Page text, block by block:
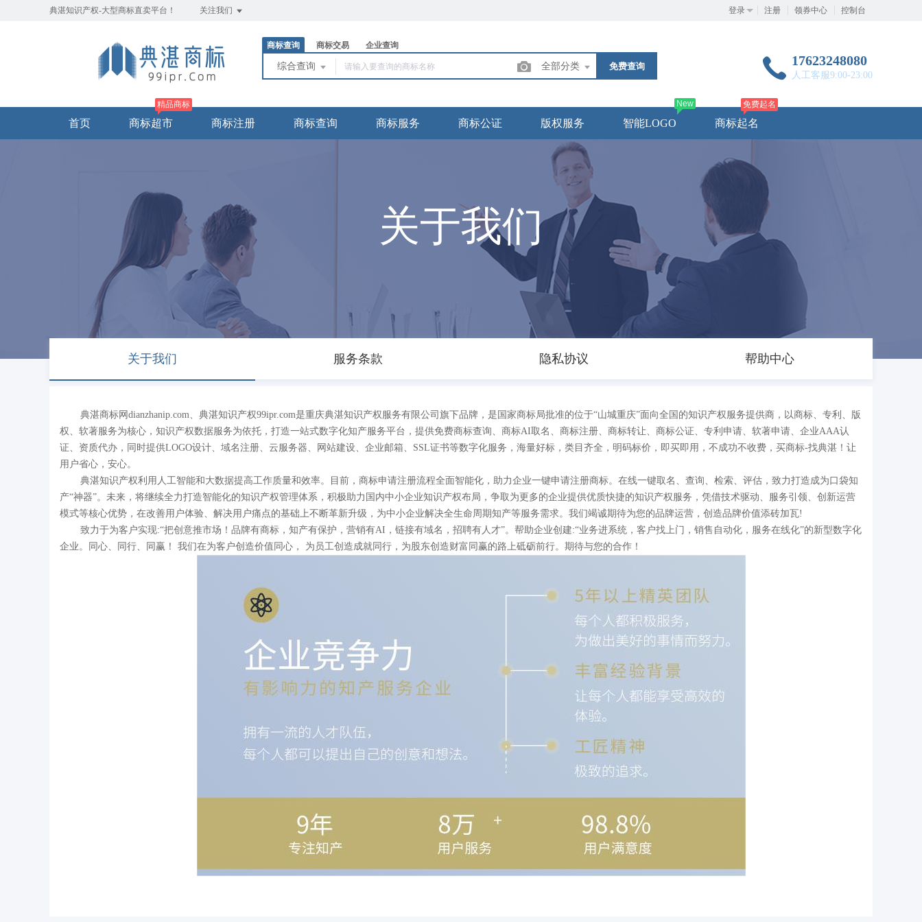
典湛知识产权-大型商标直卖平台！ 关注我们 登录 注册 领券中心 控制台
商标查询 商标交易 企业查询
综合查询 全部分类 免费查询 17623248080
人工客服9:00-23:00
首页 商标超市
精品商标
商标注册 商标查询 商标服务 商标公证 版权服务 智能LOGO
New
商标起名
免费起名
关于我们
关于我们 服务条款 隐私协议 帮助中心
典湛商标网dianzhanip.com、典湛知识产权99ipr.com是重庆典湛知识产权服务有限公司旗下品牌，是国家商标局批准的位于“山城重庆”面向全国的知识产权服务提供商，以商标、专利、版
权、软著服务为核心，知识产权数据服务为依托，打造一站式数字化知产服务平台，提供免费商标查询、商标AI取名、商标注册、商标转让、商标公证、专利申请、软著申请、企业AAA认
证、资质代办，同时提供LOGO设计、域名注册、云服务器、网站建设、企业邮箱、SSL证书等数字化服务，海量好标，类目齐全，明码标价，即买即用，不成功不收费，买商标-找典湛！让
用户省心，安心。
典湛知识产权利用人工智能和大数据提高工作质量和效率。目前，商标申请注册流程全面智能化，助力企业一键申请注册商标。在线一键取名、查询、检索、评估，致力打造成为口袋知
产“神器”。未来，将继续全力打造智能化的知识产权管理体系，积极助力国内中小企业知识产权布局，争取为更多的企业提供优质快捷的知识产权服务，凭借技术驱动、服务引领、创新运营
模式等核心优势，在改善用户体验、解决用户痛点的基础上不断革新升级，为中小企业解决全生命周期知产等服务需求。我们竭诚期待为您的品牌运营，创造品牌价值添砖加瓦!
致力于为客户实现:“把创意推市场！品牌有商标，知产有保护，营销有AI，链接有域名，招聘有人才”。帮助企业创建:“业务进系统，客户找上门，销售自动化，服务在线化”的新型数字化
企业。同心、同行、同赢！ 我们在为客户创造价值同心， 为员工创造成就同行，为股东创造财富同赢的路上砥砺前行。期待与您的合作！